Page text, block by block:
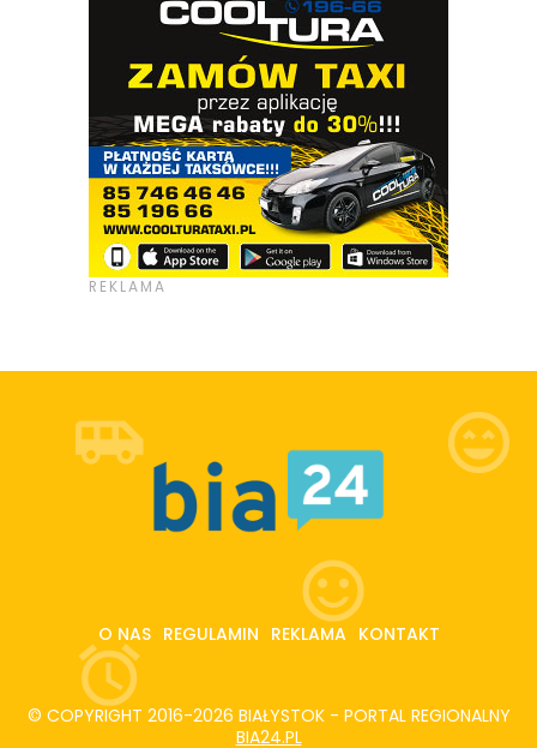
O NAS REGULAMIN REKLAMA KONTAKT
© COPYRIGHT 2016-2026 BIAŁYSTOK - PORTAL REGIONALNY
BIA24.PL